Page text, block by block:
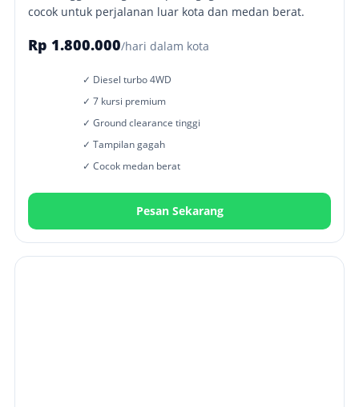
cocok untuk perjalanan luar kota dan medan berat.
Rp 1.800.000/hari dalam kota
✓ Diesel turbo 4WD
✓ 7 kursi premium
✓ Ground clearance tinggi
✓ Tampilan gagah
✓ Cocok medan berat
Pesan Sekarang